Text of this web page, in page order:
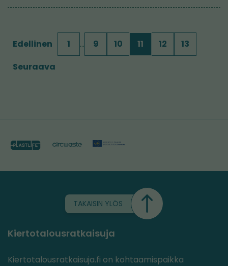
Edellinen 1 … 9 10 11 12
13
Seuraava
TAKAISIN YLÖS
Kiertotalousratkaisuja
Kiertotalousratkaisuja.fi on kohtaamispaikka